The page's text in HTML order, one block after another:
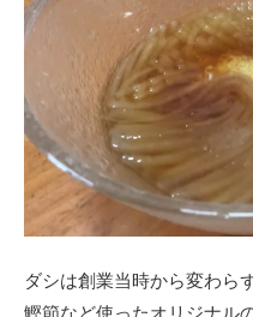
ダシは創業当時から変わら